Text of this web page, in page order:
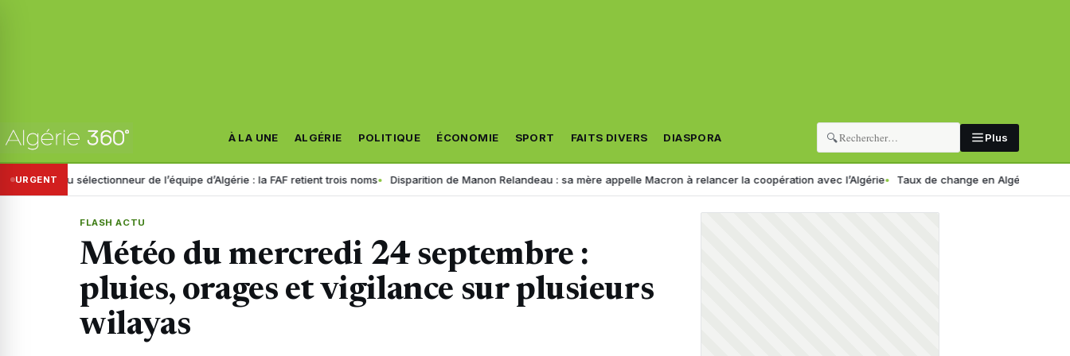
À LA UNE ALGÉRIE POLITIQUE ÉCONOMIE SPORT FAITS DIVERS DIASPORA 🔍 Plus
URGENT
sélectionneur de l’équipe d’Algérie : la FAF retient trois noms Disparition de Manon Relandeau : sa mère appelle Macron à relancer la coopération avec l’Algérie Taux de change en Algérie : voici le
FLASH ACTU
Météo du mercredi 24 septembre :
pluies, orages et vigilance sur plusieurs
wilayas